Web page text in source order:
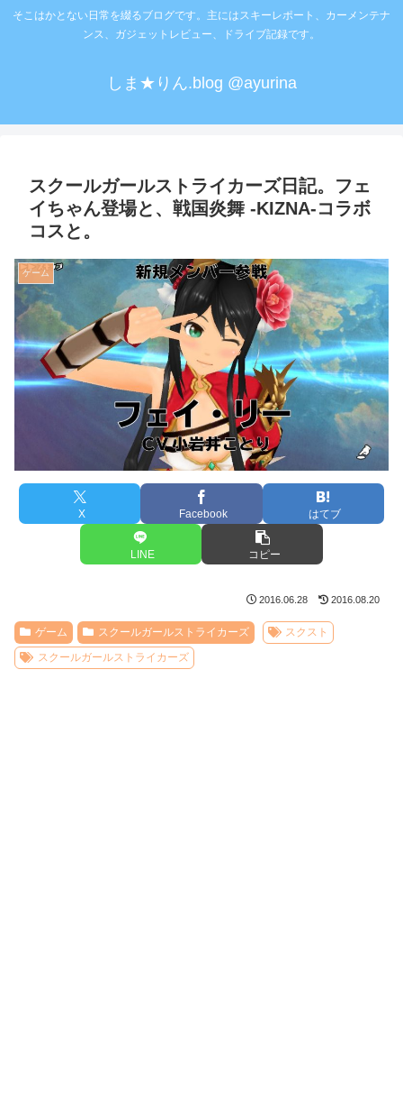
そこはかとない日常を綴るブログです。主にはスキーレポート、カーメンテナ
ンス、ガジェットレビュー、ドライブ記録です。
しま★りん.blog @ayurina
スクールガールストライカーズ日記。フェ
イちゃん登場と、戦国炎舞 -KIZNA-コラボ
コスと。
ゲーム
X Facebook はてブ
LINE コピー
2016.06.28 2016.08.20
ゲーム スクールガールストライカーズ
スクスト
スクールガールストライカーズ